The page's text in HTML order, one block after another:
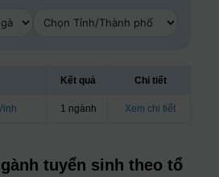
Kết quả Chi tiết
1 ngành Xem chi tiết
tuyển sinh theo tổ